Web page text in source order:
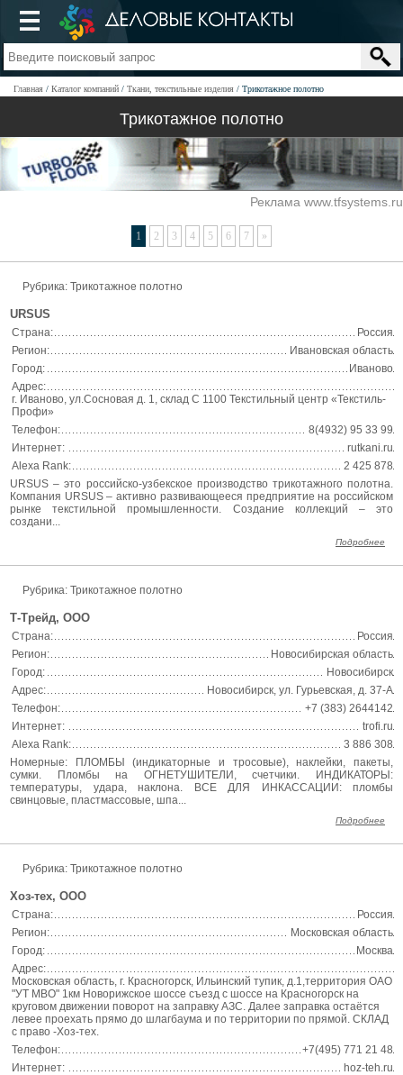
Главная Каталог компаний Ткани, текстильные изделия Трикотажное полотно
Трикотажное полотно
Реклама www.tfsystems.ru
1 2 3 4 5 6 7 »
Рубрика: Трикотажное полотно
URSUS
Страна:
Россия
Регион:
Ивановская область
Город:
Иваново
Адрес:
г. Иваново, ул.Сосновая д. 1, склад С 1100 Текстильный центр «Текстиль-
Профи»
Телефон:
8(4932) 95 33 99
Интернет:
rutkani.ru
Alexa Rank:
2 425 878
URSUS – это российско-узбекское производство трикотажного полотна.
Компания URSUS – активно развивающееся предприятие на российском
рынке текстильной промышленности. Создание коллекций – это
создани...
Подробнее
Рубрика: Трикотажное полотно
Т-Трейд, ООО
Страна:
Россия
Регион:
Новосибирская область
Город:
Новосибирск
Адрес:
Новосибирск, ул. Гурьевская, д. 37-А
Телефон:
+7 (383) 2644142
Интернет:
trofi.ru
Alexa Rank:
3 886 308
Номерные: ПЛОМБЫ (индикаторные и тросовые), наклейки, пакеты,
сумки. Пломбы на ОГНЕТУШИТЕЛИ, счетчики. ИНДИКАТОРЫ:
температуры, удара, наклона. ВСЕ ДЛЯ ИНКАССАЦИИ: пломбы
свинцовые, пластмассовые, шпа...
Подробнее
Рубрика: Трикотажное полотно
Хоз-тех, ООО
Страна:
Россия
Регион:
Московская область
Город:
Москва
Адрес:
Московская область, г. Красногорск, Ильинский тупик, д.1,территория ОАО
"УТ МВО" 1км Новорижское шоссе съезд с шоссе на Красногорск на
круговом движении поворот на заправку АЗС. Далее заправка остаётся
левее проехать прямо до шлагбаума и по территории по прямой. СКЛАД
с право -Хоз-тех.
Телефон:
+7(495) 771 21 48
Интернет:
hoz-teh.ru